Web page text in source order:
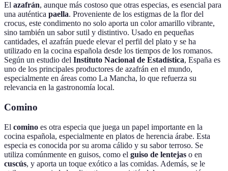
El azafrán, aunque más costoso que otras especias, es esencial para
una auténtica paella. Proveniente de los estigmas de la flor del
crocus, este condimento no solo aporta un color amarillo vibrante,
sino también un sabor sutil y distintivo. Usado en pequeñas
cantidades, el azafrán puede elevar el perfil del plato y se ha
utilizado en la cocina española desde los tiempos de los romanos.
Según un estudio del Instituto Nacional de Estadística, España es
uno de los principales productores de azafrán en el mundo,
especialmente en áreas como La Mancha, lo que refuerza su
relevancia en la gastronomía local.
Comino
El comino es otra especia que juega un papel importante en la
cocina española, especialmente en platos de herencia árabe. Esta
especia es conocida por su aroma cálido y su sabor terroso. Se
utiliza comúnmente en guisos, como el guiso de lentejas o en
cuscús, y aporta un toque exótico a las comidas. Además, se le